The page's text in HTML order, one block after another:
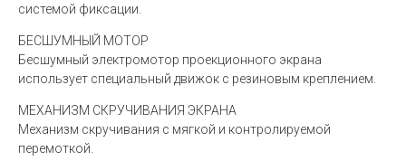
системой фиксации.
БЕСШУМНЫЙ МОТОР
Бесшумный электромотор проекционного экрана
использует специальный движок с резиновым креплением.
МЕХАНИЗМ СКРУЧИВАНИЯ ЭКРАНА
Механизм скручивания с мягкой и контролируемой
перемоткой.